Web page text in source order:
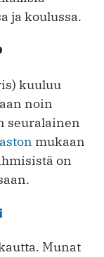
ja koulussa.
kuuluu
noin
seuralainen
mukaan
on
Munat